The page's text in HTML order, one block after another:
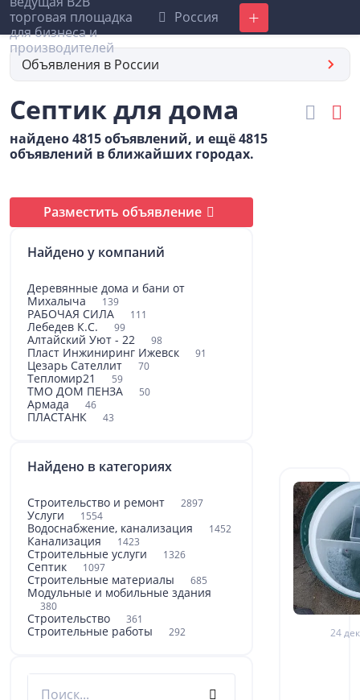
Россия Добавить
Объявления в России
Септик для дома
найдено 4815 объявлений, и ещё 4815
объявлений в ближайших городах.
Разместить объявление
Найдено у компаний
Деревянные дома и бани от
Михалыча
139
РАБОЧАЯ СИЛА 111
Лебедев К.С. 99
Алтайский Уют - 22 98
Пласт Инжиниринг Ижевск 91
Цезарь Сателлит 70
Тепломир21 59
ТМО ДOM ПЕНЗА 50
Армада 46
ПЛАСТАНК 43
Найдено в категориях
Строительство и ремонт 2897
Услуги 1554
Водоснабжение, канализация 1452
Канализация 1423
Строительные услуги 1326
Септик 1097
Строительные материалы 685
Модульные и мобильные здания
380
Строительство 361
Строительные работы 292 24